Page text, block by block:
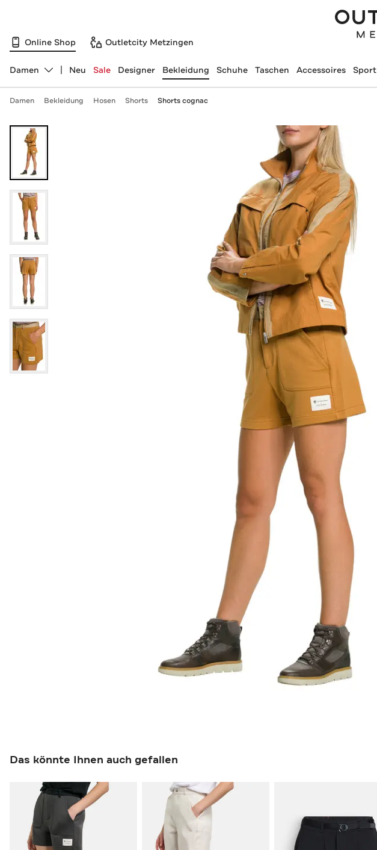
Online Shop Outletcity Metzingen
Abteilung ändern, ausgewählt:
Damen Neu Sale Designer Bekleidung Schuhe Taschen Accessoires Sport
Damen Bekleidung Hosen Shorts Shorts cognac
Das könnte Ihnen auch gefallen